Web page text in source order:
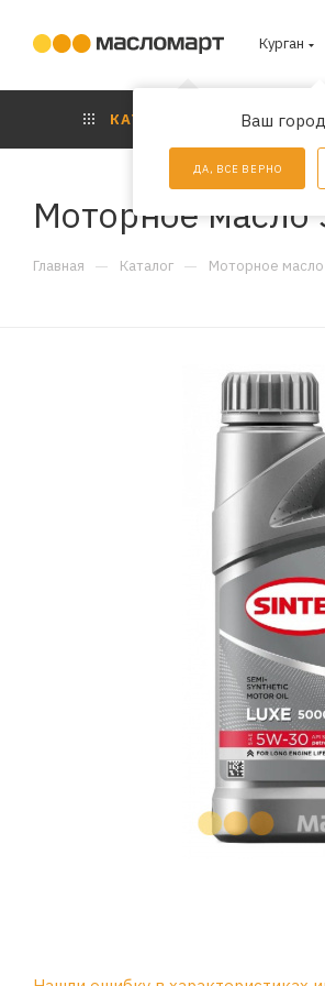
Курган
Ваш
ДА, ВСЕ ВЕРНО
КАТАЛОГ
Моторное масло
Главная — Каталог — Моторное масло